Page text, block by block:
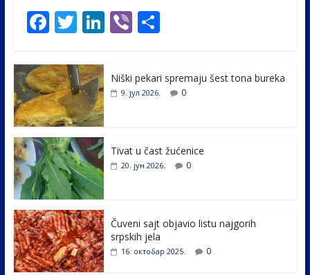
F
e
b
o
o
k
T
itt
er
Li
e
Vi
er
S
e
Niški pekari spremaju šest tona bureka
9. јул 2026. 0
Tivat u čast žućenice
20. јун 2026. 0
Čuveni sajt objavio listu najgorih
srpskih jela
16. октобар 2025. 0